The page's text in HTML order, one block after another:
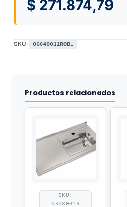
$ 271.874,79
SKU: 06040011ROBL
Productos relacionados
SKU:
06030019